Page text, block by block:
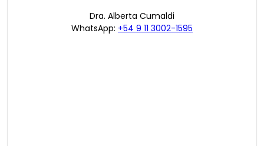
Dra. Alberta Cumaldi
WhatsApp: +54 9 11 3002-1595